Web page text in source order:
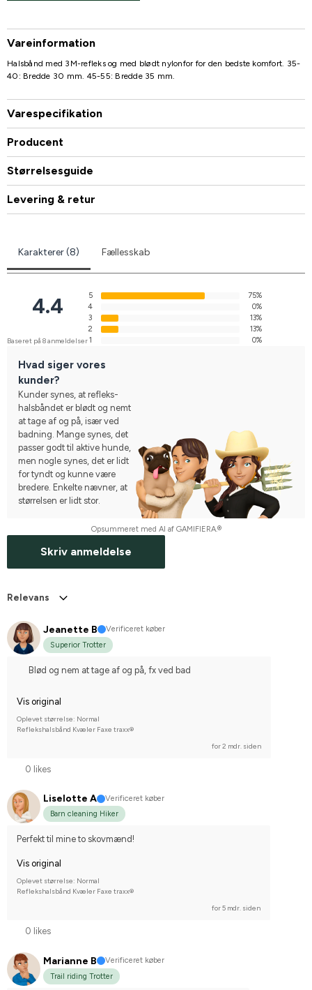
Vareinformation
Halsbånd med 3M-refleks og med blødt nylonfor for den bedste komfort. 35-
40: Bredde 30 mm. 45-55: Bredde 35 mm.
Varespecifikation
Producent
Størrelsesguide
Levering & retur
Karakterer (8) Fællesskab
4.4
Baseret på 8 anmeldelser
5
75%
4
0%
3
13%
2
13%
1
0%
Hvad siger vores
kunder?
Kunder synes, at refleks-
halsbåndet er blødt og nemt
at tage af og på, især ved
badning. Mange synes, det
passer godt til aktive hunde,
men nogle synes, det er lidt
for tyndt og kunne være
bredere. Enkelte nævner, at
størrelsen er lidt stor.
Opsummeret med AI af GAMIFIERA.®
Skriv anmeldelse
Relevans
Jeanette B
Verificeret køber
Superior Trotter
Blød og nem at tage af og på, fx ved bad
Vis original
Oplevet størrelse: Normal
Reflekshalsbånd Kvæler Faxe traxx®
for 2 mdr. siden
0 likes
Liselotte A
Verificeret køber
Barn cleaning Hiker
Perfekt til mine to skovmænd!
Vis original
Oplevet størrelse: Normal
Reflekshalsbånd Kvæler Faxe traxx®
for 5 mdr. siden
0 likes
Marianne B
Verificeret køber
Trail riding Trotter